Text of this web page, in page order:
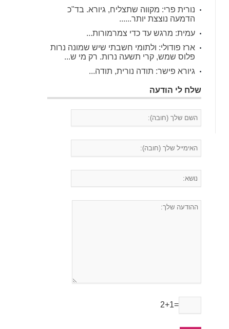
נורית פרי: מקווה שתצליח, גיורא. בד"כ
הדמעה נוצצת יותר......
עמית: מרגש עד כדי צמרמורות...
ארז פודולי: ולתומי חשבתי שיש שמונה נרות
פלוס שמש, קרי תשעה נרות. רק מי ש...
גיורא פישר: תודה נורית, תודה...
שלח לי הודעה
2+1=